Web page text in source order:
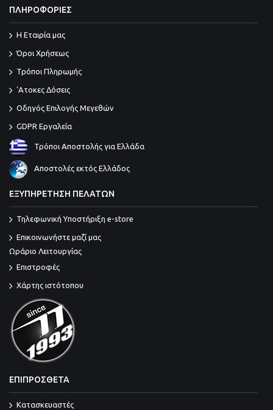
ΠΛΗΡΟΦΟΡΙΕΣ
Η Εταιρία μας
Όροι Χρήσεως
Τρόποι Πληρωμής
'Ατοκες Δόσεις
Οδηγός Επιλογής Μεγεθών
GDPR Εργαλεία
Τρόποι Αποστολής για Ελλάδα
Αποστολές εκτός Ελλάδος
ΕΞΥΠΗΡΕΤΗΣΗ ΠΕΛΑΤΩΝ
Τηλεφωνική Υποστήριξη e-store
Επικοινωνήστε μαζί μας
Ωράριο Λειτουργίας
Επιστροφές
Χάρτης ιστότοπου
ΕΠΙΠΡΟΣΘΕΤΑ
Κατασκευαστές